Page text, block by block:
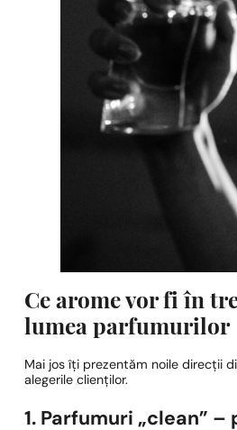
Ce arome vor fi în
lumea parfumurilor
Mai jos îți prezentăm noile direcții
alegerile clienților.
1. Parfumuri „clean”